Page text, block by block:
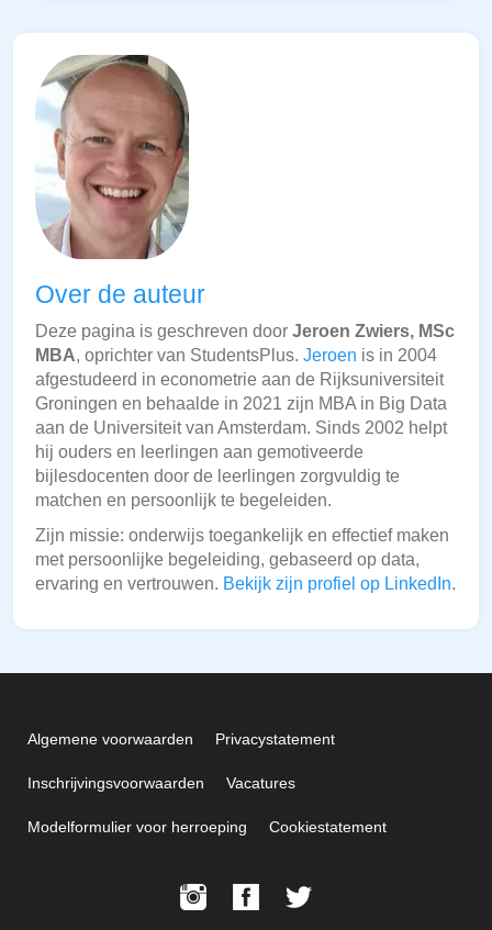
Over de auteur
Deze pagina is geschreven door Jeroen Zwiers, MSc
MBA, oprichter van StudentsPlus. Jeroen is in 2004
afgestudeerd in econometrie aan de Rijksuniversiteit
Groningen en behaalde in 2021 zijn MBA in Big Data
aan de Universiteit van Amsterdam. Sinds 2002 helpt
hij ouders en leerlingen aan gemotiveerde
bijlesdocenten door de leerlingen zorgvuldig te
matchen en persoonlijk te begeleiden.
Zijn missie: onderwijs toegankelijk en effectief maken
met persoonlijke begeleiding, gebaseerd op data,
ervaring en vertrouwen. Bekijk zijn profiel op LinkedIn.
Algemene voorwaarden Privacystatement
Inschrijvingsvoorwaarden Vacatures
Modelformulier voor herroeping Cookiestatement